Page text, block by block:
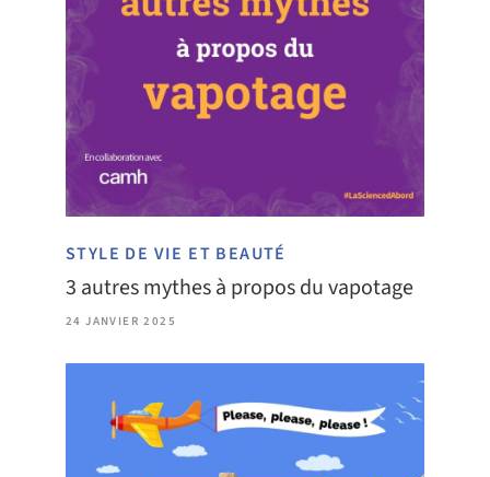
STYLE DE VIE ET BEAUTÉ
3 autres mythes à propos du vapotage
24 JANVIER 2025